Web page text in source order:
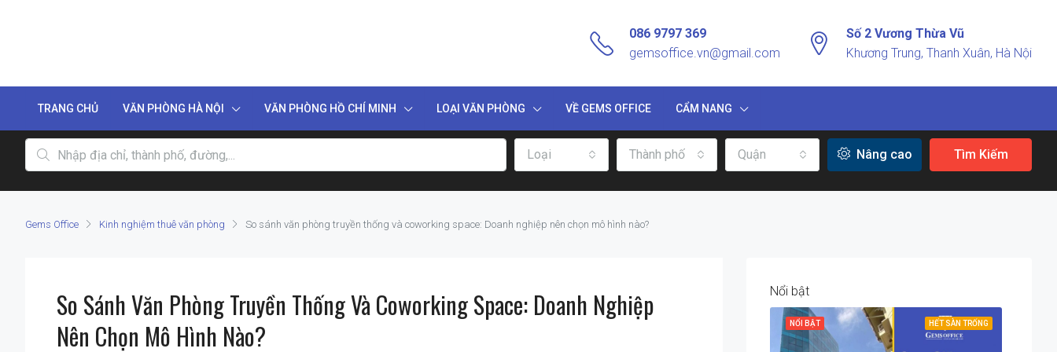
086 9797 369
gemsoffice.vn@gmail.com
Số 2 Vương Thừa Vũ
Khương Trung, Thanh Xuân, Hà Nội
TRANG CHỦ VĂN PHÒNG HÀ NỘI VĂN PHÒNG HỒ CHÍ MINH LOẠI VĂN PHÒNG VỀ GEMS OFFICE CẨM NANG
Loại Thành phố Quận Nâng cao Tìm Kiếm
Gems Office Kinh nghiệm thuê văn phòng So sánh văn phòng truyền thống và coworking space: Doanh nghiệp nên chọn mô hình nào?
So Sánh Văn Phòng Truyền Thống Và Coworking Space: Doanh Nghiệp
Nên Chọn Mô Hình Nào?
Nổi bật
HẾT SÀN TRỐNG
NỔI BẬT